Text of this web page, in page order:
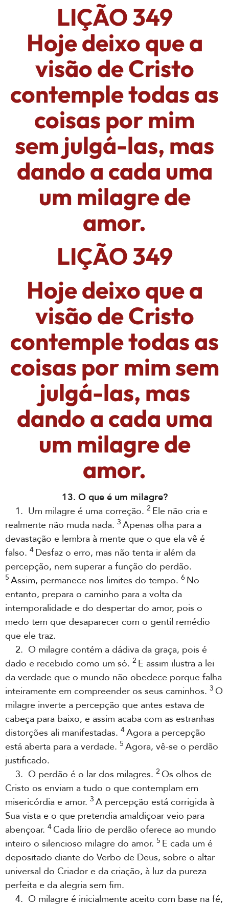
LIÇÃO 349
Hoje deixo que a
visão de Cristo
contemple todas as
coisas por mim
sem julgá-las, mas
dando a cada uma
um milagre de
amor.
LIÇÃO 349
Hoje deixo que a
visão de Cristo
contemple todas as
coisas por mim sem
julgá-las, mas
dando a cada uma
um milagre de
amor.
13. O que é um milagre?
1. Um milagre é uma correção. 2 Ele não cria e
realmente não muda nada. 3 Apenas olha para a
devastação e lembra à mente que o que ela vê é
falso. 4 Desfaz o erro, mas não tenta ir além da
percepção, nem superar a função do perdão.
5 Assim, permanece nos limites do tempo. 6 No
entanto, prepara o caminho para a volta da
intemporalidade e do despertar do amor, pois o
medo tem que desaparecer com o gentil remédio
que ele traz.
2. O milagre contém a dádiva da graça, pois é
dado e recebido como um só. 2 E assim ilustra a lei
da verdade que o mundo não obedece porque falha
inteiramente em compreender os seus caminhos. 3 O
milagre inverte a percepção que antes estava de
cabeça para baixo, e assim acaba com as estranhas
distorções ali manifestadas. 4Agora a percepção
está aberta para a verdade. 5 Agora, vê-se o perdão
justificado.
3. O perdão é o lar dos milagres. 2 Os olhos de
Cristo os enviam a tudo o que contemplam em
misericórdia e amor. 3 A percepção está corrigida à
Sua vista e o que pretendia amaldiçoar veio para
abençoar. 4Cada lírio de perdão oferece ao mundo
inteiro o silencioso milagre do amor. 5 E cada um é
depositado diante do Verbo de Deus, sobre o altar
universal do Criador e da criação, à luz da pureza
perfeita e da alegria sem fim.
4. O milagre é inicialmente aceito com base na fé,